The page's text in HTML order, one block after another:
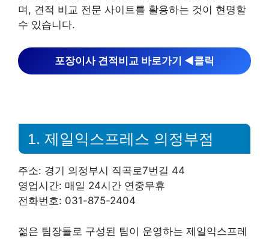
며, 견적 비교 전문 사이트를 활용하는 것이 현명할
수 있습니다.
포장이사 견적비교 바로가기 ◀︎클릭
1. 제일익스프레스 의정부점
주소: 경기 의정부시 직곡로7번길 44
영업시간: 매일 24시간 연중무휴
전화번호: 031-875-2404
젊은 팀장들로 구성된 팀이 운영하는 제일익스프레